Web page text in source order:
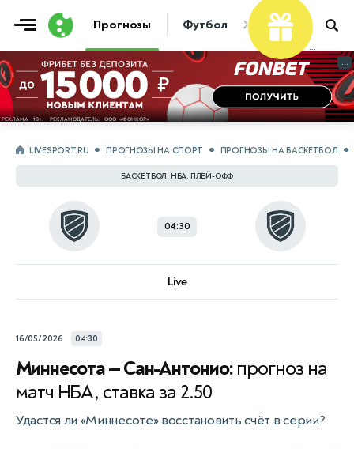
Прогнозы Футбол Хоккей Теннис
...
...
LIVESPORT.RU ПРОГНОЗЫ НА СПОРТ ПРОГНОЗЫ НА БАСКЕТБОЛ
БАСКЕТБОЛ. НБА. ПЛЕЙ-ОФФ
04:30
Live
16/05/2026 04:30
Миннесота — Сан-Антонио: прогноз на
матч НБА, ставка за 2.50
Удастся ли «Миннесоте» восстановить счёт в серии?